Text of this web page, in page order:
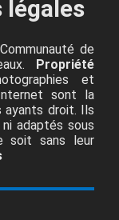
Communauté de
Propriété
et
sont la
ayants droit. Ils
adaptés sous
soit sans leur